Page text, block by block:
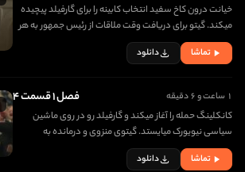
خيانت درون کاخ سفيد انتخاب کابينه را برای گارفيلد پيچيده
ميکند. گيتو برای دريافت وقت ملاقات از رئيس جمهور به هر
دری ميزند.
تماشا دانلود
۱ ساعت و ۶ دقیقه فصل ۱ قسمت ۴
کانکلينگ حمله را آغاز ميکند و گارفيلد رو در روی ماشين
سياسی نيويورک میايستد. گيتوی منزوی و درمانده به
تصميمی میانديشد که تاريخ را تغيير ميدهد.
تماشا دانلود